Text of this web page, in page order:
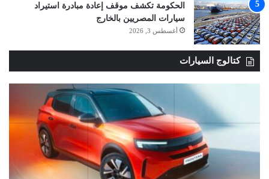
الحكومة تكشف موقف إعادة مبادرة استيراد
سيارات المصريين بالخارج
أغسطس 3, 2026
كتالوج السيارات